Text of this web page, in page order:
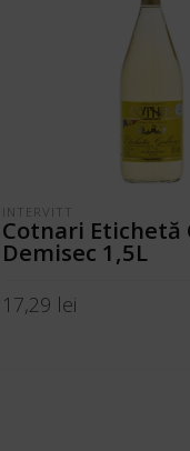
INTERVITT
Cotnari Etichetă
Demisec 1,5L
17,29 lei